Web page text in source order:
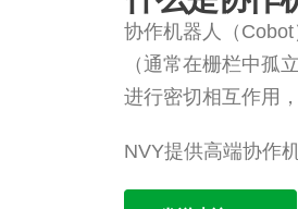
协作机器人（
（通常在栅栏中孤
进行密切相互作用
NVY提供高端协作